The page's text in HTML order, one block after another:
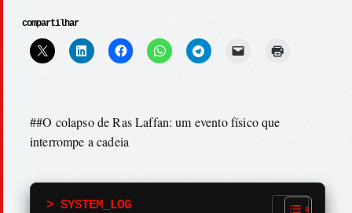
compartilhar
##O colapso de Ras Laffan: um evento físico que
interrompe a cadeia
> SYSTEM_LOG